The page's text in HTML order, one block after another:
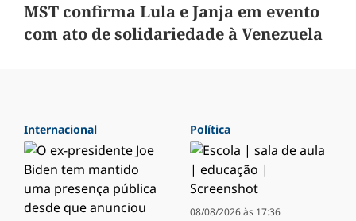
MST confirma Lula e Janja em evento
com ato de solidariedade à Venezuela
Internacional Política
08/08/2026 às 17:36